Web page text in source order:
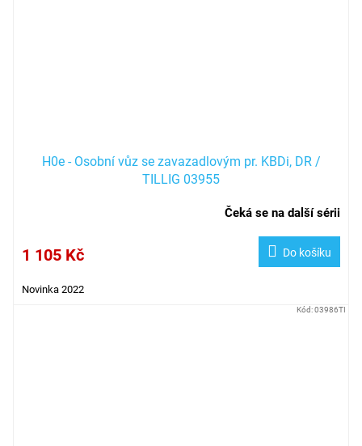
H0e - Osobní vůz se zavazadlovým pr. KBDi, DR /
TILLIG 03955
Čeká se na další sérii
1 105 Kč Do košíku
Novinka 2022
Kód:03986TI